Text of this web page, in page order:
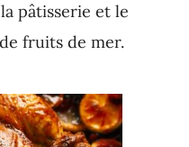
pâtisserie et le
fruits de mer.